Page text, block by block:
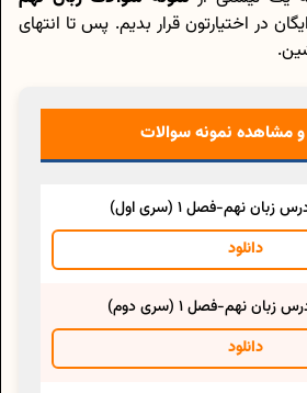
در اختیارتون قرار بدیم. پس تا انتهای
مشاهده نمونه سوالات
نهم-فصل 1 (سری اول)
دانلود
نهم-فصل 1 (سری دوم)
دانلود